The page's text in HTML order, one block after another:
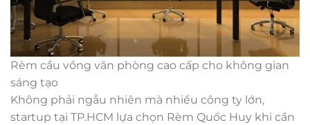
Rèm cầu vồng văn phòng cao cấp cho không gian
sáng tạo
Không phải ngẫu nhiên mà nhiều công ty lớn,
startup tại TP.HCM lựa chọn Rèm Quốc Huy khi cần